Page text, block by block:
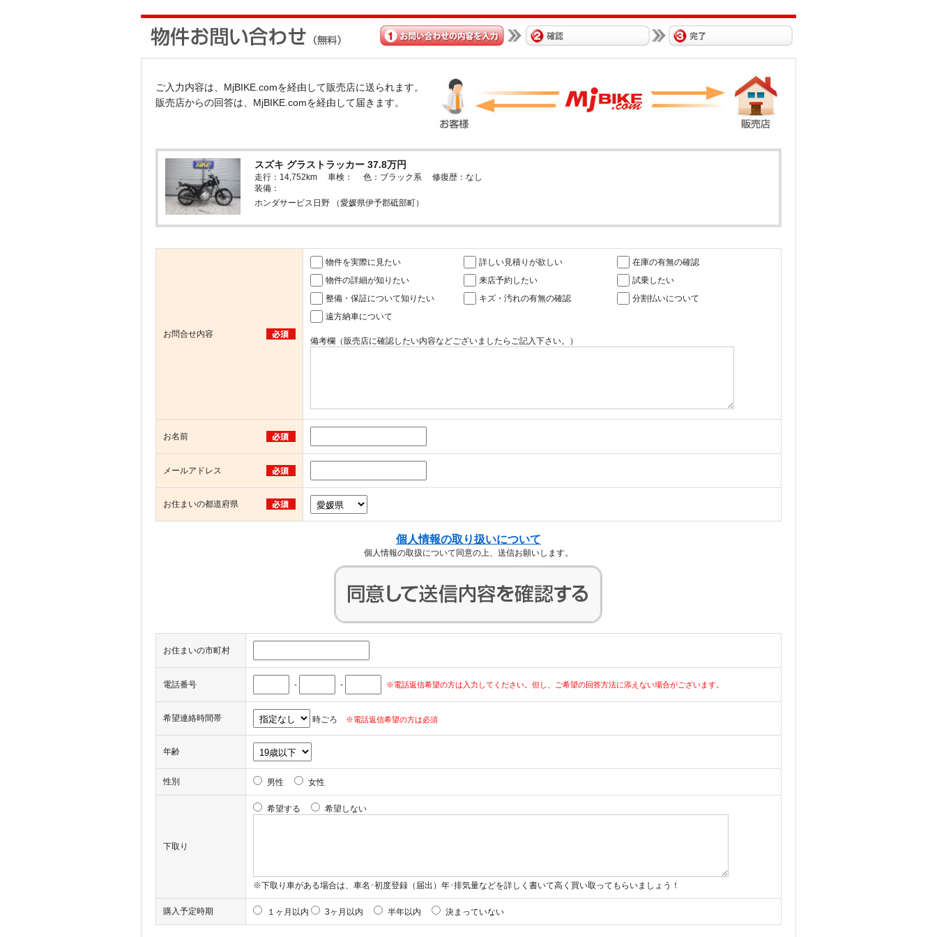
ご入力内容は、MjBIKE.comを経由して販売店に送られます。
販売店からの回答は、MjBIKE.comを経由して届きます。
スズキ グラストラッカー 37.8万円
走行：14,752km 車検： 色：ブラック系 修復歴：なし
装備：
ホンダサービス日野 （愛媛県伊予郡砥部町）
お問合せ内容
物件を実際に見たい 詳しい見積りが欲しい
在庫の有無の確認
物件の詳細が知りたい
来店予約したい
試乗したい
整備・保証について知りたい
キズ・汚れの有無の確認
分割払いについて
遠方納車について
備考欄（販売店に確認したい内容などございましたらご記入下さい。）
お名前
メールアドレス
お住まいの都道府県
個人情報の取り扱いについて
個人情報の取扱について同意の上、送信お願いします。
お住まいの市町村
電話番号 - - ※電話返信希望の方は入力してください。但し、ご希望の回答方法に添えない場合がございます。
希望連絡時間帯 時ごろ ※電話返信希望の方は必須
年齢
性別 男性 女性
下取り
希望する 希望しない
※下取り車がある場合は、車名･初度登録（届出）年･排気量などを詳しく書いて高く買い取ってもらいましょう！
購入予定時期 １ヶ月以内 3ヶ月以内 半年以内 決まっていない